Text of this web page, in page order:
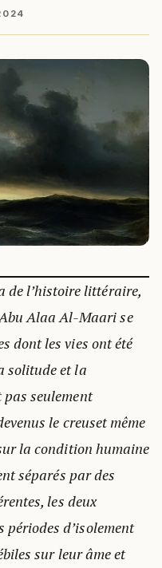
de l’histoire littéraire,
Alaa Al-Maari se
dont les vies ont été
solitude et la
pas seulement
le creuset même
la condition humaine
séparés par des
les deux
périodes d’isolement
sur leur âme et